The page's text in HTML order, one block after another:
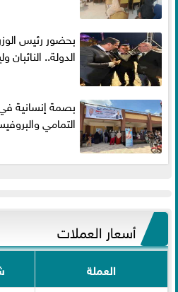
بحضور رئيس
الدولة..
بصمة إنسانية
التمامي
أسعار العملات
العملة